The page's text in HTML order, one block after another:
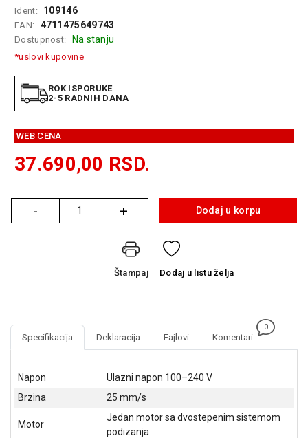
GAMING
EELEKTRO
ZAŠTITA
SOLARNI
SISTEMI
OPREMA
ŠTAMPAČI,
FOTOAPARATI
SIGURNOSNA
OPREMA
SOFTWARE
KABLOVI I
Ident: 109146
EAN: 4711475649743
Dostupnost: Na stanju
*uslovi kupovine
ROK ISPORUKE
2-5 RADNIH DANA
WEB CENA
37.690,00 RSD.
-
Količina + Dodaj u korpu
Štampaj Dodaj u listu želja
Specifikacija Deklaracija Fajlovi Komentari
0
Napon
Ulazni napon 100–240 V
Brzina
25 mm/s
Motor
Jedan motor sa dvostepenim sistemom
podizanja